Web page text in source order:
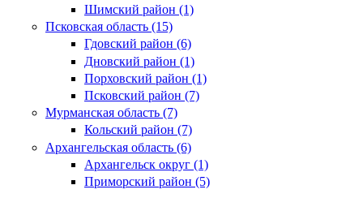
Шимский район (1)
Псковская область (15)
Гдовский район (6)
Дновский район (1)
Порховский район (1)
Псковский район (7)
Мурманская область (7)
Кольский район (7)
Архангельская область (6)
Архангельск округ (1)
Приморский район (5)